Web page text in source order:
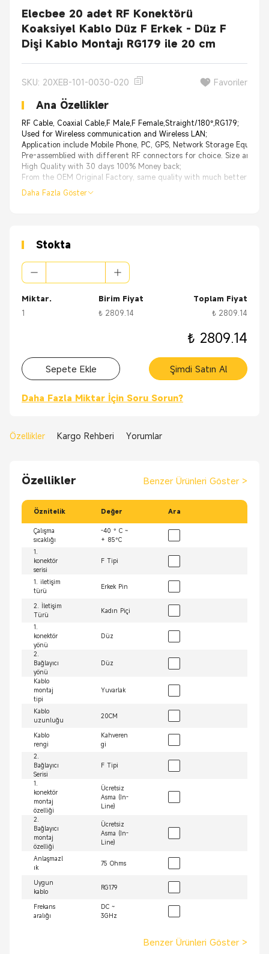
Elecbee 20 adet RF Konektörü
Koaksiyel Kablo Düz F Erkek - Düz F
Dişi Kablo Montajı RG179 ile 20 cm
SKU: 20XEB-101-0030-020 Favoriler
Ana Özellikler
RF Cable, Coaxial Cable,F Male,F Female,Straight/180°,RG179;
Used for Wireless communication and Wireless LAN;
Application include Mobile Phone, PC, GPS, Network Storage
Pre-assemblied with different RF connectors for choice. Size and
High Quality with 30 days 100% Money back;
From the OEM Original Factory, same quality with much better price.
Daha Fazla Göster
Stokta
Miktar.
1
Birim Fiyat
₺ 2809.14
Toplam Fiyat
₺ 2809.14
₺ 2809.14
Sepete Ekle Şimdi Satın Al
Daha Fazla Miktar İçin Soru Sorun?
Özellikler Kargo Rehberi Yorumlar
Özellikler Benzer Ürünleri Göster >
Öznitelik Değer Ara
Çalışma
sıcaklığı
-40 ° C ~
+ 85°C
1.
konektör
serisi
F Tipi
1. iletişim
türü
Erkek Pin
2. İletişim
Türü
Kadın Piçi
1.
konektör
yönü
Düz
2.
Bağlayıcı
yönü
Düz
Kablo
montaj
tipi
Yuvarlak
Kablo
uzunluğu
20CM
Kablo
rengi
Kahveren
gi
2.
Bağlayıcı
Serisi
F Tipi
1.
konektör
montaj
özelliği
Ücretsiz
Asma (In-
Line)
2.
Bağlayıcı
montaj
özelliği
Ücretsiz
Asma (In-
Line)
Anlaşmazl
ık
75 Ohms
Uygun
kablo
RG179
Frekans
aralığı
DC ~
3GHz
Benzer Ürünleri Göster >